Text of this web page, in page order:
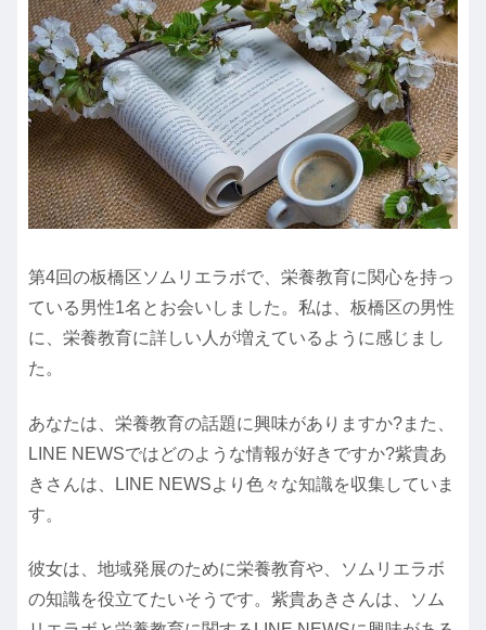
第4回の板橋区ソムリエラボで、栄養教育に関心を持っ
ている男性1名とお会いしました。私は、板橋区の男性
に、栄養教育に詳しい人が増えているように感じまし
た。
あなたは、栄養教育の話題に興味がありますか?また、
LINE NEWSではどのような情報が好きですか?紫貴あ
きさんは、LINE NEWSより色々な知識を収集していま
す。
彼女は、地域発展のために栄養教育や、ソムリエラボ
の知識を役立てたいそうです。紫貴あきさんは、ソム